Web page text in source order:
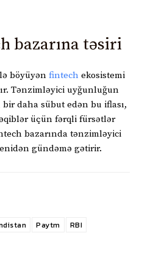
bazarına təsiri
böyüyən fintech ekosistemi
Tənzimləyici uyğunluğun
daha sübut edən bu iflası,
üçün fərqli fürsətlər
bazarında tənzimləyici
gündəmə gətirir.
Paytm RBI